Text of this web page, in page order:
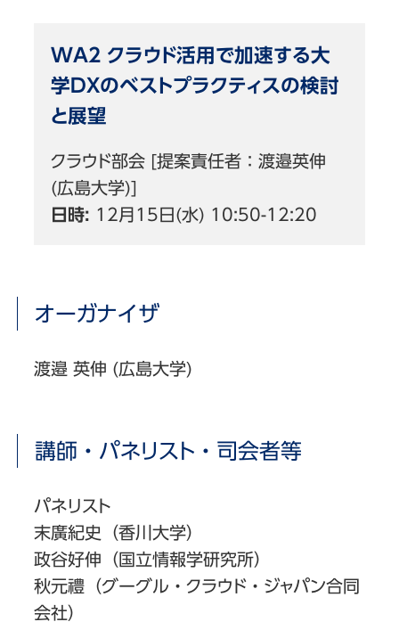
WA2 クラウド活用で加速する大
学DXのベストプラクティスの検討
と展望
クラウド部会 [提案責任者：渡邉英伸
(広島大学)]
日時: 12月15日(水) 10:50-12:20
オーガナイザ
渡邉 英伸 (広島大学)
講師・パネリスト・司会者等
パネリスト
末廣紀史（香川大学）
政谷好伸（国立情報学研究所）
秋元禮（グーグル・クラウド・ジャパン合同
会社）